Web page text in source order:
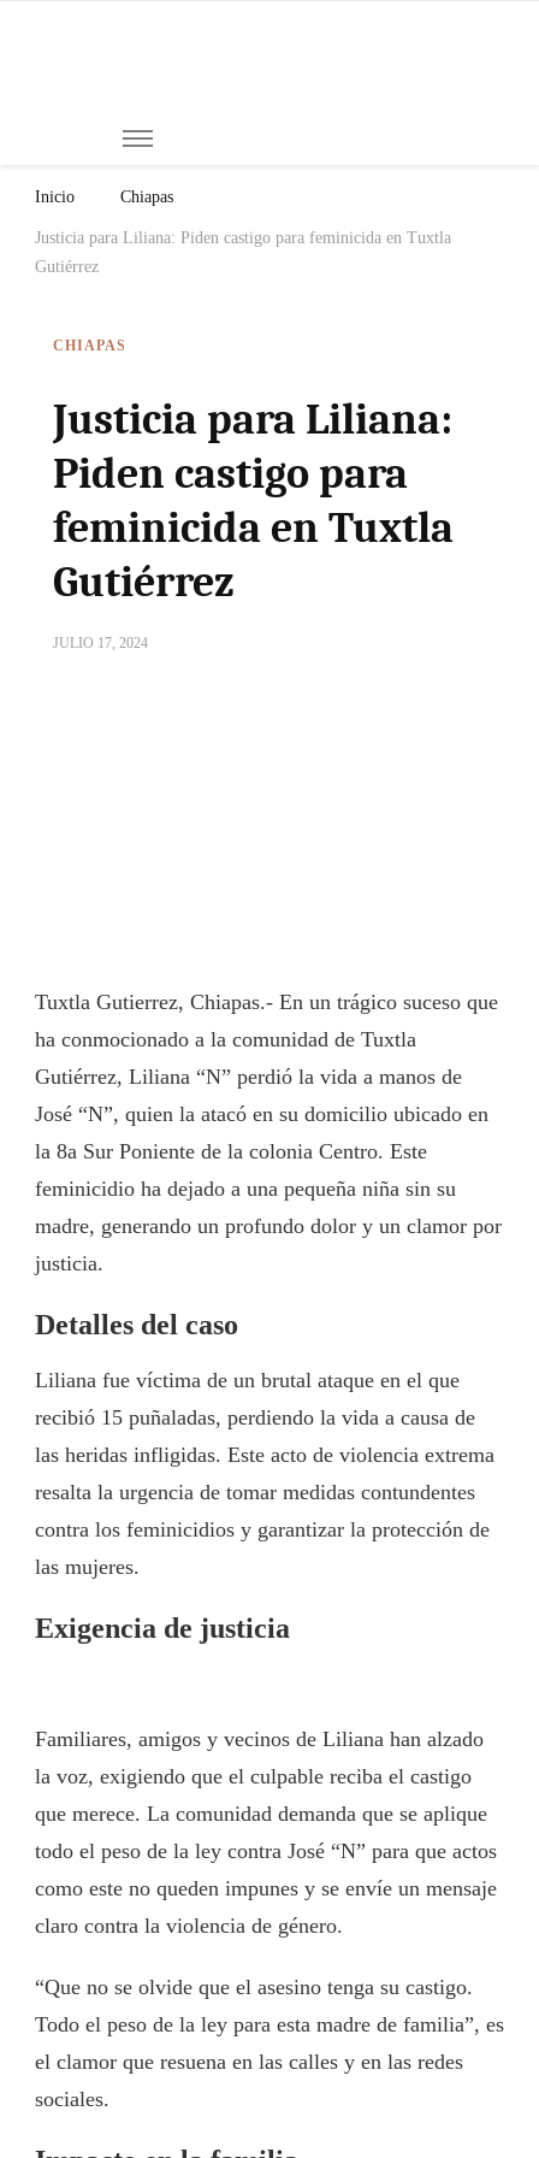
Inicio Chiapas
Justicia para Liliana: Piden castigo para feminicida en Tuxtla
Gutiérrez
CHIAPAS
Justicia para Liliana:
Piden castigo para
feminicida en Tuxtla
Gutiérrez
JULIO 17, 2024
Tuxtla Gutierrez, Chiapas.- En un trágico suceso que
ha conmocionado a la comunidad de Tuxtla
Gutiérrez, Liliana “N” perdió la vida a manos de
José “N”, quien la atacó en su domicilio ubicado en
la 8a Sur Poniente de la colonia Centro. Este
feminicidio ha dejado a una pequeña niña sin su
madre, generando un profundo dolor y un clamor por
justicia.
Detalles del caso
Liliana fue víctima de un brutal ataque en el que
recibió 15 puñaladas, perdiendo la vida a causa de
las heridas infligidas. Este acto de violencia extrema
resalta la urgencia de tomar medidas contundentes
contra los feminicidios y garantizar la protección de
las mujeres.
Exigencia de justicia
Familiares, amigos y vecinos de Liliana han alzado
la voz, exigiendo que el culpable reciba el castigo
que merece. La comunidad demanda que se aplique
todo el peso de la ley contra José “N” para que actos
como este no queden impunes y se envíe un mensaje
claro contra la violencia de género.
“Que no se olvide que el asesino tenga su castigo.
Todo el peso de la ley para esta madre de familia”, es
el clamor que resuena en las calles y en las redes
sociales.